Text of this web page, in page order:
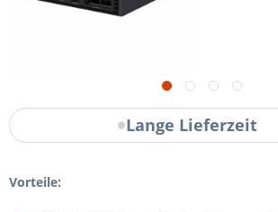
Lange Lieferzeit
Vorteile: